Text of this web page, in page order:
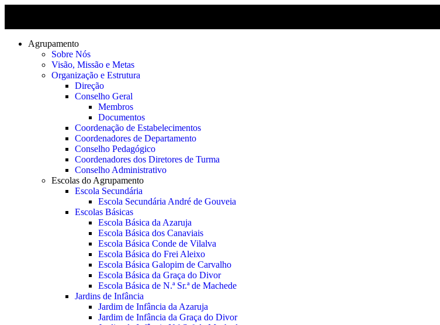
Agrupamento
Sobre Nós
Visão, Missão e Metas
Organização e Estrutura
Direção
Conselho Geral
Membros
Documentos
Coordenação de Estabelecimentos
Coordenadores de Departamento
Conselho Pedagógico
Coordenadores dos Diretores de Turma
Conselho Administrativo
Escolas do Agrupamento
Escola Secundária
Escola Secundária André de Gouveia
Escolas Básicas
Escola Básica da Azaruja
Escola Básica dos Canaviais
Escola Básica Conde de Vilalva
Escola Básica do Frei Aleixo
Escola Básica Galopim de Carvalho
Escola Básica da Graça do Divor
Escola Básica de N.ª Sr.ª de Machede
Jardins de Infância
Jardim de Infância da Azaruja
Jardim de Infância da Graça do Divor